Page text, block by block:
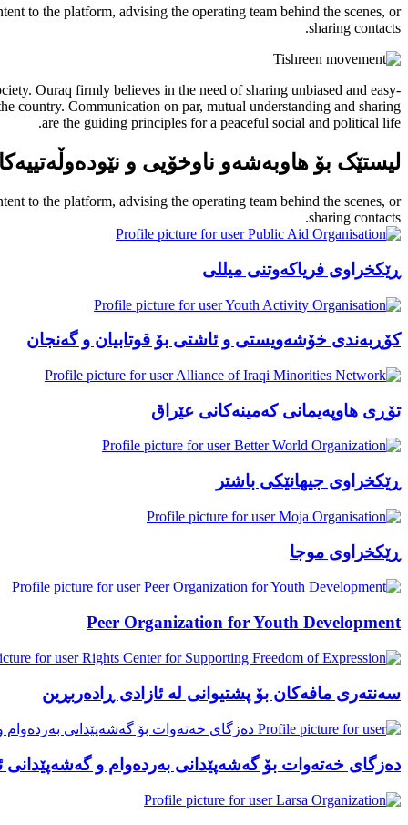
to the platform, advising the operating team behind the scenes, or
sharing contacts.
Ouraq firmly believes in the need of sharing unbiased and easy-
country. Communication on par, mutual understanding and sharing
are the guiding principles for a peaceful social and political life.
لیستێک بۆ هاوبەشەو ناوخۆیی و
to the platform, advising the operating team behind the scenes, or
sharing contacts.
ڕێکخراوی فریاکەوتنی میللی
کۆڕبەندی خۆشەویستی و ئاشتی بۆ قوتابیان و گەنجان
تۆڕی هاوپەیمانی کەمینەکانی عێراق
ڕێکخراوی جیهانێکی باشتر
ڕێکخراوی موجا
Peer Organization for Youth Development
سەنتەری مافەکان بۆ پشتیوانی لە ئازادی ڕادەربڕین
دەزگای خەتەوات بۆ گەشەپێدانی بەردەوام و گەشەپێدانی